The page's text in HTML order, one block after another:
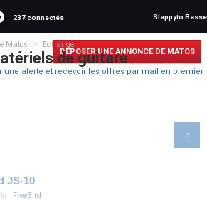
237 connectés Slappyto Basse
Matos > Echange
de guitare
DÉPOSER UNE ANNONCE DE MATOS
une alerte et recevoir les offres par mail en premier
3
JS-10
· FreeBird